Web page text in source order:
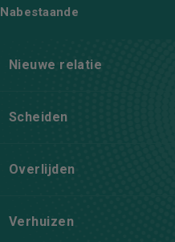
Nabestaande
Nieuwe relatie
Scheiden
Overlijden
Verhuizen